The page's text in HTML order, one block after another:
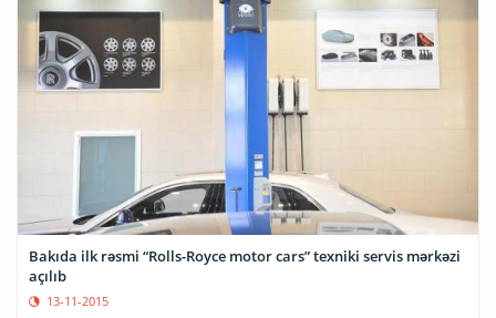
Bakıda ilk rəsmi “Rolls-Royce motor cars” texniki servis mərkəzi
açılıb
13-11-2015